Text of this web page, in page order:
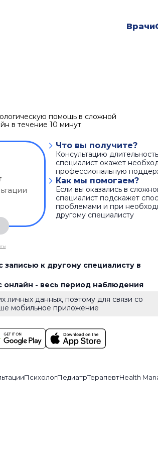
Врачи
помощь в сложной
в течение 10 минут
Что вы получите?
Консультацию
специалист окажет
профессиональную
Как мы помогаем?
Если вы оказались в
специалист подскажет
проблемами и при
другому специалисту
к другому специалисту в
онлайн - весь период наблюдения
личных данных, поэтому для связи со
мобильное приложение
ПсихологПедиатрТерапевтHealth